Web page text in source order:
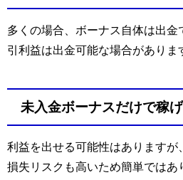
多くの場合、ボーナス自体は出金
引利益は出金可能な場合がありま
未入金ボーナスだけで稼
利益を出せる可能性はありますが
損失リスクも高いため簡単ではあ